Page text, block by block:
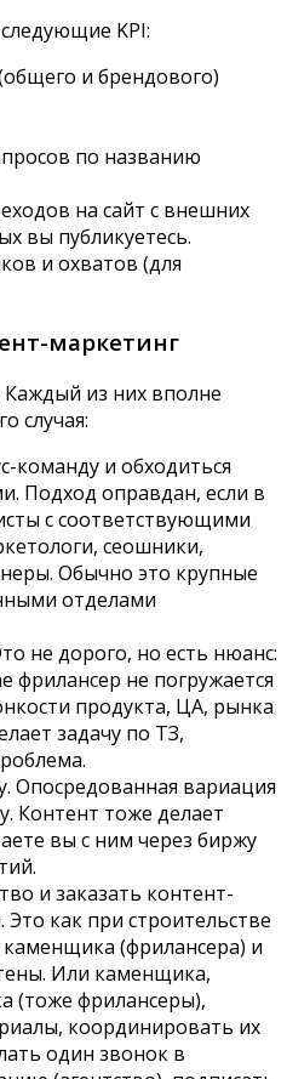
KPI:
и брендового)
по названию
на сайт с внешних
вы публикуетесь.
и охватов (для
маркетинг
Каждый из них вполне
случая:
команду и обходиться
Подход оправдан, если в
с соответствующими
сеошники,
Обычно это крупные
отделами
не дорого, но есть нюанс:
фрилансер не погружается
продукта, ЦА, рынка
задачу по ТЗ,
Опосредованная вариация
Контент тоже делает
вы с ним через биржу
и заказать контент-
как при строительстве
(фрилансера) и
Или каменщика,
(тоже фрилансеры),
координировать их
один звонок в